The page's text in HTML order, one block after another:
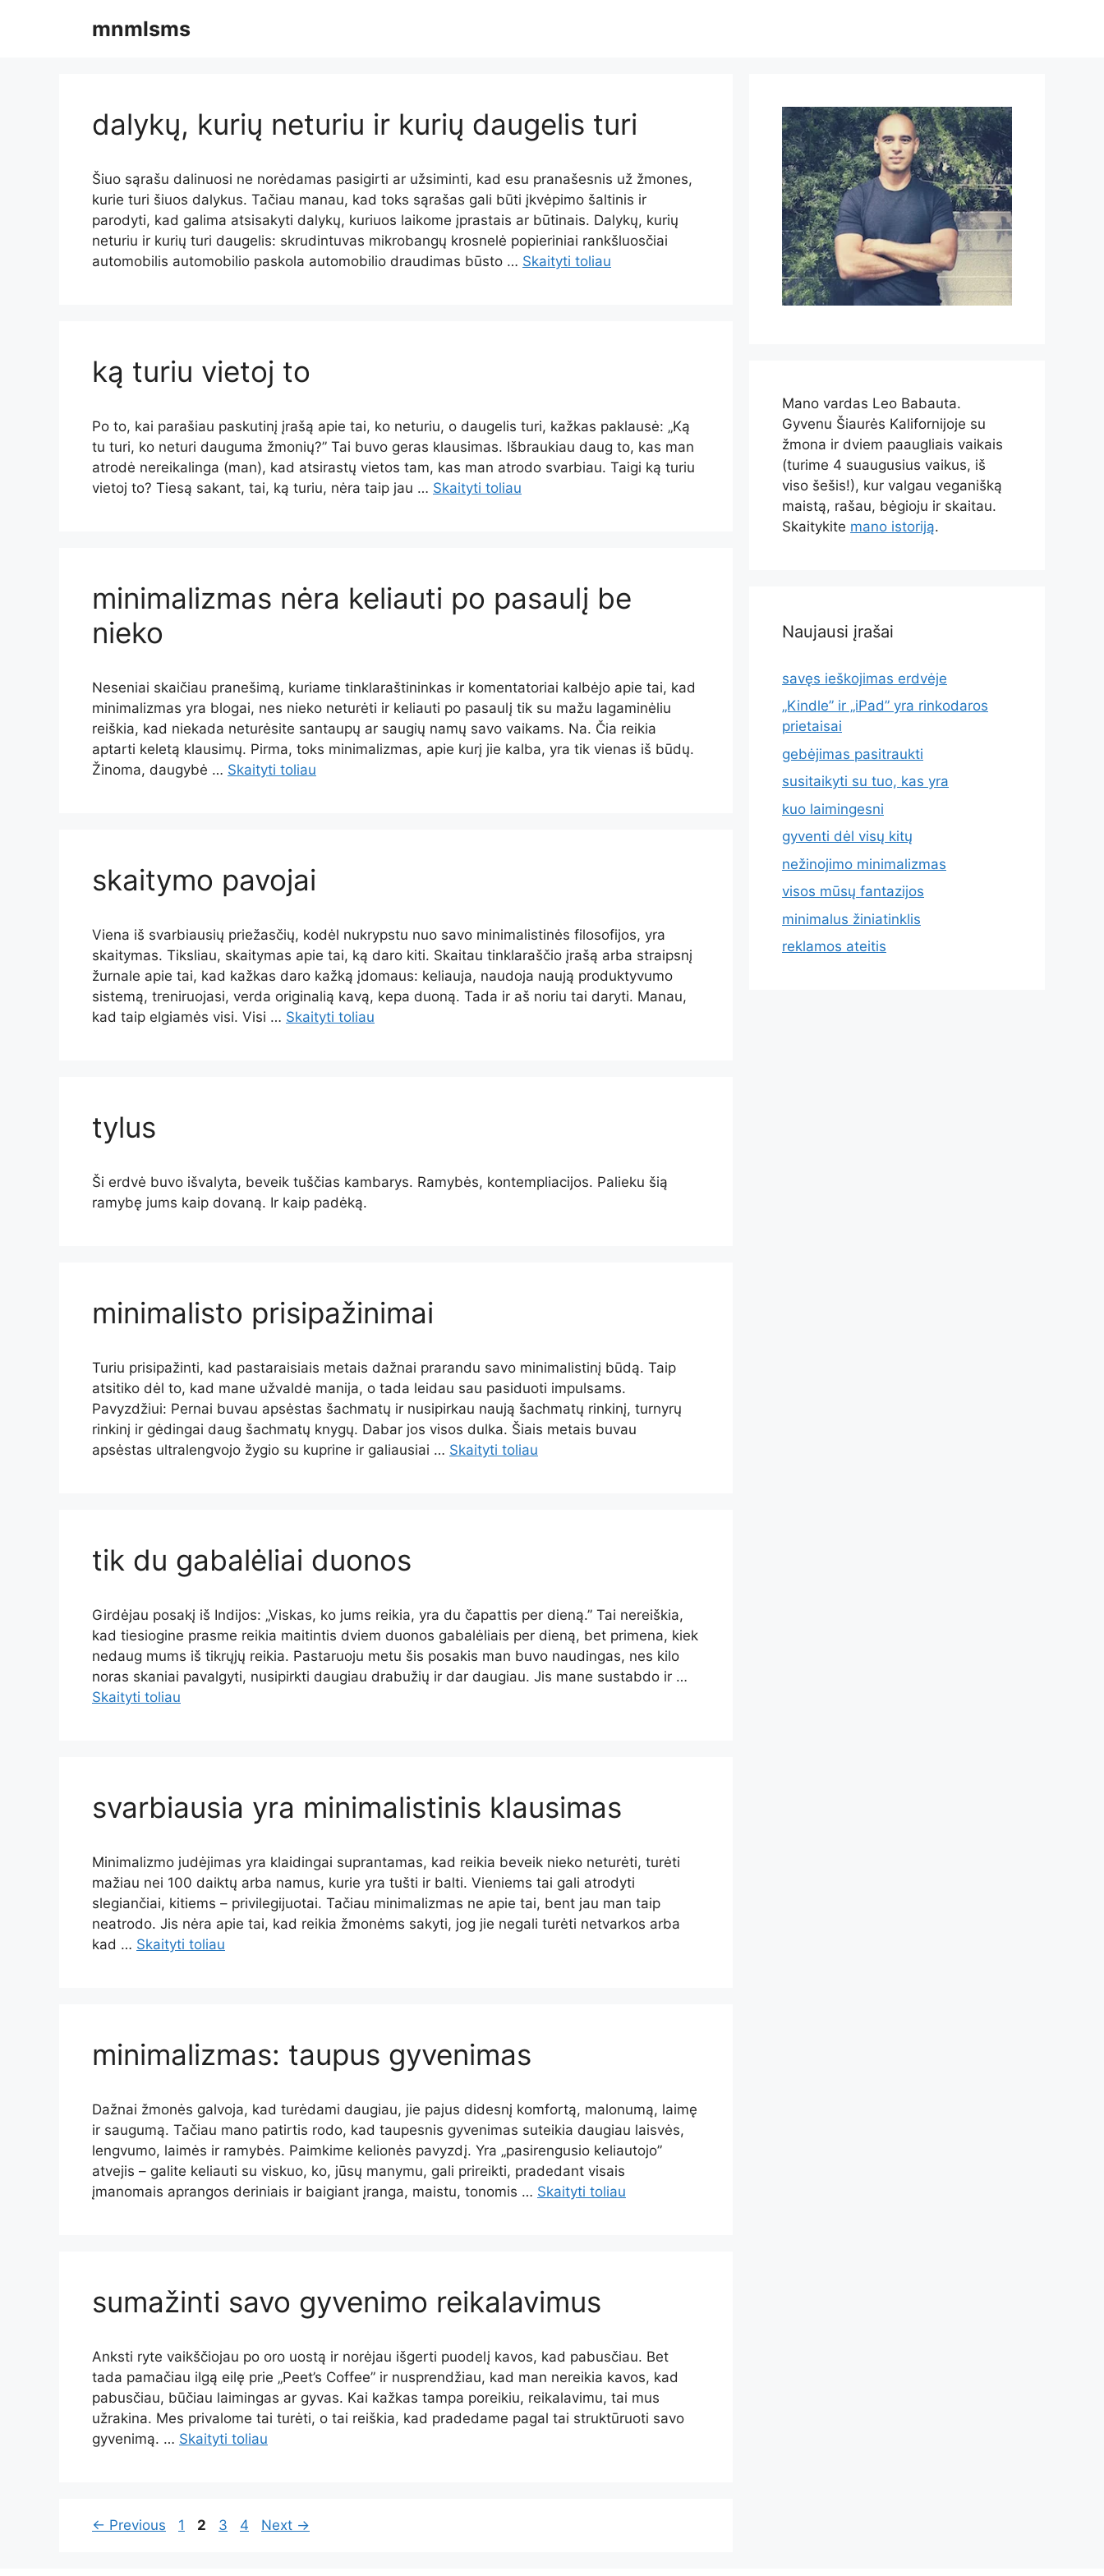
mnmlsms
dalykų, kurių neturiu ir kurių daugelis turi
Šiuo sąrašu dalinuosi ne norėdamas pasigirti ar užsiminti, kad esu pranašesnis už žmones,
kurie turi šiuos dalykus. Tačiau manau, kad toks sąrašas gali būti įkvėpimo šaltinis ir
parodyti, kad galima atsisakyti dalykų, kuriuos laikome įprastais ar būtinais. Dalykų, kurių
neturiu ir kurių turi daugelis: skrudintuvas mikrobangų krosnelė popieriniai rankšluosčiai
automobilis automobilio paskola automobilio draudimas būsto … Skaityti toliau
ką turiu vietoj to
Po to, kai parašiau paskutinį įrašą apie tai, ko neturiu, o daugelis turi, kažkas paklausė: „Ką
tu turi, ko neturi dauguma žmonių?” Tai buvo geras klausimas. Išbraukiau daug to, kas man
atrodė nereikalinga (man), kad atsirastų vietos tam, kas man atrodo svarbiau. Taigi ką turiu
vietoj to? Tiesą sakant, tai, ką turiu, nėra taip jau … Skaityti toliau
minimalizmas nėra keliauti po pasaulį be
nieko
Neseniai skaičiau pranešimą, kuriame tinklaraštininkas ir komentatoriai kalbėjo apie tai, kad
minimalizmas yra blogai, nes nieko neturėti ir keliauti po pasaulį tik su mažu lagaminėliu
reiškia, kad niekada neturėsite santaupų ar saugių namų savo vaikams. Na. Čia reikia
aptarti keletą klausimų. Pirma, toks minimalizmas, apie kurį jie kalba, yra tik vienas iš būdų.
Žinoma, daugybė … Skaityti toliau
skaitymo pavojai
Viena iš svarbiausių priežasčių, kodėl nukrypstu nuo savo minimalistinės filosofijos, yra
skaitymas. Tiksliau, skaitymas apie tai, ką daro kiti. Skaitau tinklaraščio įrašą arba straipsnį
žurnale apie tai, kad kažkas daro kažką įdomaus: keliauja, naudoja naują produktyvumo
sistemą, treniruojasi, verda originalią kavą, kepa duoną. Tada ir aš noriu tai daryti. Manau,
kad taip elgiamės visi. Visi … Skaityti toliau
tylus
Ši erdvė buvo išvalyta, beveik tuščias kambarys. Ramybės, kontempliacijos. Palieku šią
ramybę jums kaip dovaną. Ir kaip padėką.
minimalisto prisipažinimai
Turiu prisipažinti, kad pastaraisiais metais dažnai prarandu savo minimalistinį būdą. Taip
atsitiko dėl to, kad mane užvaldė manija, o tada leidau sau pasiduoti impulsams.
Pavyzdžiui: Pernai buvau apsėstas šachmatų ir nusipirkau naują šachmatų rinkinį, turnyrų
rinkinį ir gėdingai daug šachmatų knygų. Dabar jos visos dulka. Šiais metais buvau
apsėstas ultralengvojo žygio su kuprine ir galiausiai … Skaityti toliau
tik du gabalėliai duonos
Girdėjau posakį iš Indijos: „Viskas, ko jums reikia, yra du čapattis per dieną.” Tai nereiškia,
kad tiesiogine prasme reikia maitintis dviem duonos gabalėliais per dieną, bet primena, kiek
nedaug mums iš tikrųjų reikia. Pastaruoju metu šis posakis man buvo naudingas, nes kilo
noras skaniai pavalgyti, nusipirkti daugiau drabužių ir dar daugiau. Jis mane sustabdo ir …
Skaityti toliau
svarbiausia yra minimalistinis klausimas
Minimalizmo judėjimas yra klaidingai suprantamas, kad reikia beveik nieko neturėti, turėti
mažiau nei 100 daiktų arba namus, kurie yra tušti ir balti. Vieniems tai gali atrodyti
slegiančiai, kitiems – privilegijuotai. Tačiau minimalizmas ne apie tai, bent jau man taip
neatrodo. Jis nėra apie tai, kad reikia žmonėms sakyti, jog jie negali turėti netvarkos arba
kad … Skaityti toliau
minimalizmas: taupus gyvenimas
Dažnai žmonės galvoja, kad turėdami daugiau, jie pajus didesnį komfortą, malonumą, laimę
ir saugumą. Tačiau mano patirtis rodo, kad taupesnis gyvenimas suteikia daugiau laisvės,
lengvumo, laimės ir ramybės. Paimkime kelionės pavyzdį. Yra „pasirengusio keliautojo”
atvejis – galite keliauti su viskuo, ko, jūsų manymu, gali prireikti, pradedant visais
įmanomais aprangos deriniais ir baigiant įranga, maistu, tonomis … Skaityti toliau
sumažinti savo gyvenimo reikalavimus
Anksti ryte vaikščiojau po oro uostą ir norėjau išgerti puodelį kavos, kad pabusčiau. Bet
tada pamačiau ilgą eilę prie „Peet’s Coffee” ir nusprendžiau, kad man nereikia kavos, kad
pabusčiau, būčiau laimingas ar gyvas. Kai kažkas tampa poreikiu, reikalavimu, tai mus
užrakina. Mes privalome tai turėti, o tai reiškia, kad pradedame pagal tai struktūruoti savo
gyvenimą. … Skaityti toliau
← Previous Page
1 Page
2 Page
3 Page
4 Next →
Mano vardas Leo Babauta.
Gyvenu Šiaurės Kalifornijoje su
žmona ir dviem paaugliais vaikais
(turime 4 suaugusius vaikus, iš
viso šešis!), kur valgau veganišką
maistą, rašau, bėgioju ir skaitau.
Skaitykite mano istoriją.
Naujausi įrašai
savęs ieškojimas erdvėje
„Kindle” ir „iPad” yra rinkodaros
prietaisai
gebėjimas pasitraukti
susitaikyti su tuo, kas yra
kuo laimingesni
gyventi dėl visų kitų
nežinojimo minimalizmas
visos mūsų fantazijos
minimalus žiniatinklis
reklamos ateitis